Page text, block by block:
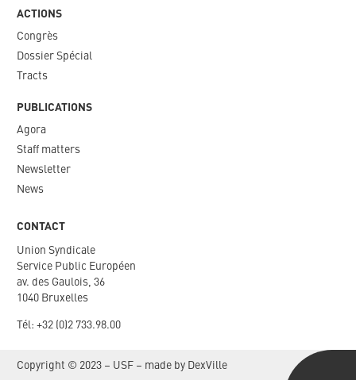
ACTIONS
Congrès
Dossier Spécial
Tracts
PUBLICATIONS
Agora
Staff matters
Newsletter​
News
CONTACT
Union Syndicale
Service Public Européen
av. des Gaulois, 36
1040 Bruxelles
Tél: +32 (0)2 733.98.00
Copyright © 2023 – USF – made by DexVille